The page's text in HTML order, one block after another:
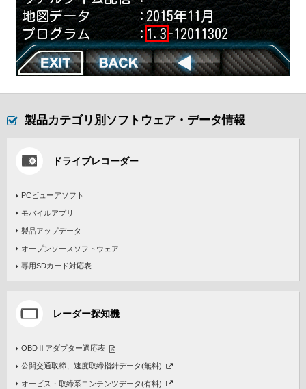
製品カテゴリ別ソフトウェア・データ情報
ドライブレコーダー
PCビューアソフト
モバイルアプリ
製品アップデータ
オープンソースソフトウェア
専用SDカード対応表
レーダー探知機
OBDⅡアダプター適応表
公開交通取締、速度取締指針データ(無料)
オービス・取締系コンテンツデータ(有料)